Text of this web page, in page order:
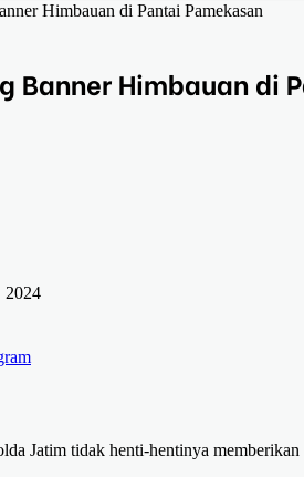
Himbauan di Pantai Pamekasan
Banner Himbauan di
2024
Jatim tidak henti-hentinya